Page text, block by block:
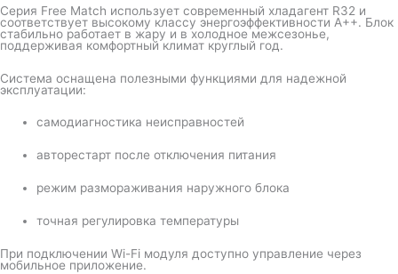
Серия Free Match использует современный хладагент R32 и
соответствует высокому классу энергоэффективности A++. Блок
стабильно работает в жару и в холодное межсезонье,
поддерживая комфортный климат круглый год.
Система оснащена полезными функциями для надежной
эксплуатации:
самодиагностика неисправностей
авторестарт после отключения питания
режим размораживания наружного блока
точная регулировка температуры
При подключении Wi-Fi модуля доступно управление через
мобильное приложение.